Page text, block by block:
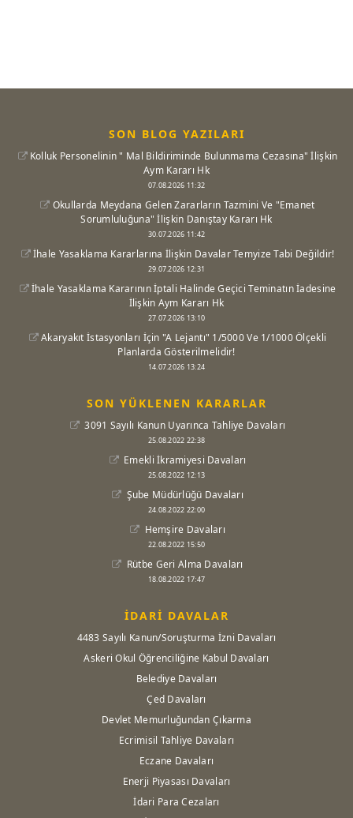
SON BLOG YAZILARI
Kolluk Personelinin " Mal Bildiriminde Bulunmama Cezasına" İlişkin
Aym Kararı Hk
07.08.2026 11:32
Okullarda Meydana Gelen Zararların Tazmini Ve "Emanet
Sorumluluğuna" İlişkin Danıştay Kararı Hk
30.07.2026 11:42
İhale Yasaklama Kararlarına İlişkin Davalar Temyize Tabi Değildir!
29.07.2026 12:31
İhale Yasaklama Kararının İptali Halinde Geçici Teminatın İadesine
İlişkin Aym Kararı Hk
27.07.2026 13:10
Akaryakıt İstasyonları İçin "A Lejantı" 1/5000 Ve 1/1000 Ölçekli
Planlarda Gösterilmelidir!
14.07.2026 13:24
SON YÜKLENEN KARARLAR
3091 Sayılı Kanun Uyarınca Tahliye Davaları
25.08.2022 22:38
Emekli İkramiyesi Davaları
25.08.2022 12:13
Şube Müdürlüğü Davaları
24.08.2022 22:00
Hemşire Davaları
22.08.2022 15:50
Rütbe Geri Alma Davaları
18.08.2022 17:47
İDARİ DAVALAR
4483 Sayılı Kanun/Soruşturma İzni Davaları
Askeri Okul Öğrenciliğine Kabul Davaları
Belediye Davaları
Çed Davaları
Devlet Memurluğundan Çıkarma
Ecrimisil Tahliye Davaları
Eczane Davaları
Enerji Piyasası Davaları
İdari Para Cezaları